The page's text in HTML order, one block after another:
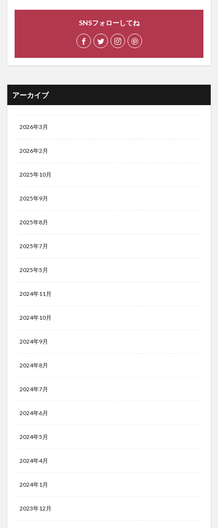
SNSフォローしてね
アーカイブ
2026年3月
2026年2月
2025年10月
2025年9月
2025年8月
2025年7月
2025年5月
2024年11月
2024年10月
2024年9月
2024年8月
2024年7月
2024年6月
2024年5月
2024年4月
2024年1月
2023年12月